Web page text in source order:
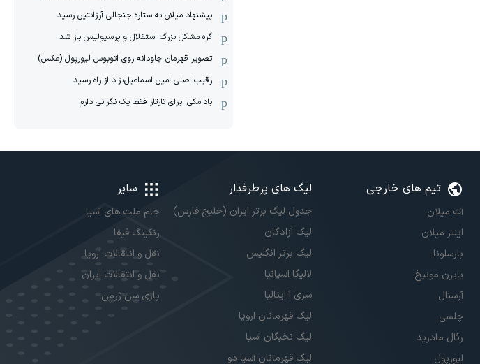
پیشنهاد میلان به ستاره جنجالی آرژانتین رسید
گره مشکل بزرگ استقلال و پرسپولیس باز شد
تصویر قهرمان جاودانه روی اتوبوس لیورپول (عکس)
رقیب اصلی امین اسماعیل‌نژاد از راه رسید
بادامکی: برای تارتار فقط یک نگرانی دارم
تیم های خارجی
آث میلان
اینتر میلان
بارسلونا
بایرن مونیخ
آرسنال
چلسی
رئال مادرید
لیورپول
لیگ های پرطرفدار
جدول لیگ برتر ایران (خلیج فارس)
لیگ آزادگان
لیگ برتر انگلیس
لالیگا اسپانیا
سری آ ایتالیا
لیگ قهرمانان اروپا
لیگ نخبگان آسیا
لیگ قهرمانان آسیا دو
سایر
جام ملت های آسیا
رنکینگ فیفا
نقل و انتقالات اروپا
نقل و انتقالات ایران
پاری سن ژرمن